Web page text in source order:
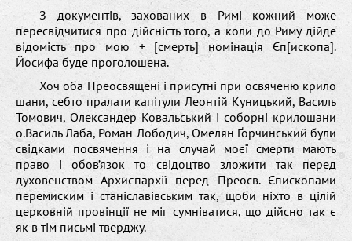
З документів, захованих в Римі кожний може
пересвідчитися про дійсність того, а коли до Риму дійде
відомість про мою + [смерть] номінація Єп[ископа].
Йосифа буде проголошена.
Хоч оба Преосвящені і присутні при освяченю крило
шани, себто пралати капітули Леонтій Куницький, Василь
Томович, Олександер Ковальський і соборні крилошани
о.Василь Лаба, Роман Лободич, Омелян Ґорчинський були
свідками посвячення і на случай моєї смерти мають
право і обов’язок то свідоцтво зложити так перед
духовенством Архиєпархії перед Преосв. Єпископами
перемиским і станіславівським так, щоби ніхто в цілій
церковній провінції не міг сумніватися, що дійсно так є
як в тім письмі тверджу.